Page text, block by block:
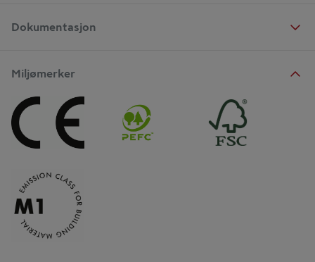
Dokumentasjon
Miljømerker